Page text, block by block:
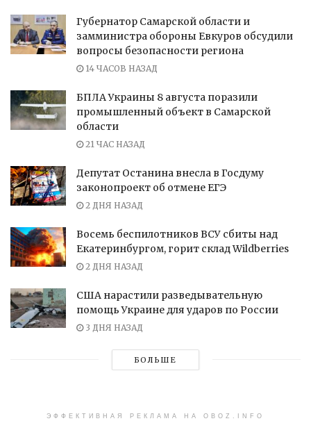
Губернатор Самарской области и
замминистра обороны Евкуров обсудили
вопросы безопасности региона
14 ЧАСОВ НАЗАД
БПЛА Украины 8 августа поразили
промышленный объект в Самарской
области
21 ЧАС НАЗАД
Депутат Останина внесла в Госдуму
законопроект об отмене ЕГЭ
2 ДНЯ НАЗАД
Восемь беспилотников ВСУ сбиты над
Екатеринбургом, горит склад Wildberries
2 ДНЯ НАЗАД
США нарастили разведывательную
помощь Украине для ударов по России
3 ДНЯ НАЗАД
БОЛЬШЕ
ЭФФЕКТИВНАЯ РЕКЛАМА НА OBOZ.INFO